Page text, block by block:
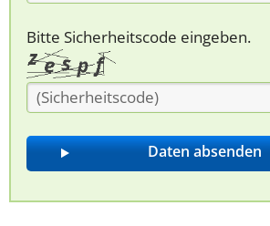
Bitte Sicherheitscode eingeben.